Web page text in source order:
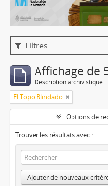
Filtres
Affichage de
Description archivistique
El Topo Blindado
Options de
Trouver les résultats avec :
Ajouter de nouveaux